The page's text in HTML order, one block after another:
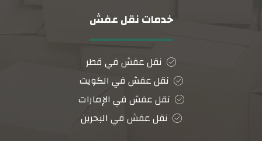
خدمات نقل عفش
نقل عفش في قطر
نقل عفش في الكويت
نقل عفش في الإمارات
نقل عفش في البحرين